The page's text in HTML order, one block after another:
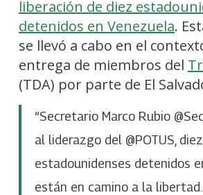
liberación de diez
detenidos en Venezuela.
se llevó a cabo en el
entrega de miembros del
(TDA) por parte de El
“Secretario Marco Rubio
al liderazgo del @POTUS, diez
estadounidenses detenidos
están en camino a la